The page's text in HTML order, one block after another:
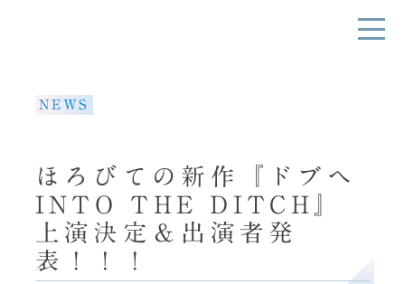
NEWS
ほろびての新作『ドブヘ
INTO THE DITCH』
上演決定＆出演者発
表！！！